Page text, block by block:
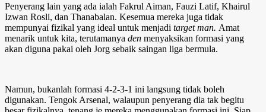
Penyerang lain yang ada ialah Fakrul Aiman, Fauzi Latif, Khairul
Izwan Rosli, dan Thanabalan. Kesemua mereka juga tidak
mempunyai fizikal yang ideal untuk menjadi target man. Amat
menarik untuk kita, terutamanya den menyaksikan formasi yang
akan diguna pakai oleh Jorg sebaik saingan liga bermula.
Namun, bukanlah formasi 4-2-3-1 ini langsung tidak boleh
digunakan. Tengok Arsenal, walaupun penyerang dia tak begitu